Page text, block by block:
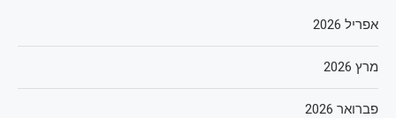
אפריל 2026
מרץ 2026
פברואר 2026